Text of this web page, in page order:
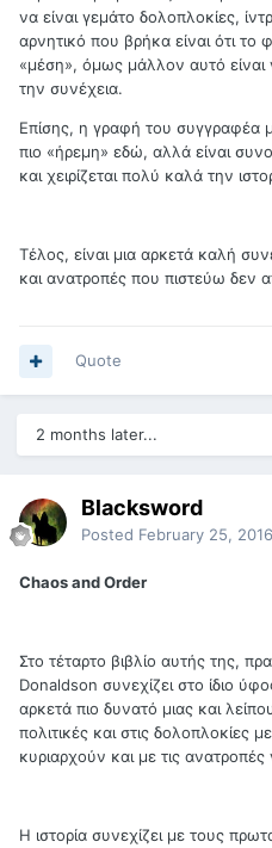
να είναι γεμάτο δολοπλοκίες,
αρνητικό που βρήκα είναι ότι
«μέση», όμως μάλλον αυτό είναι
την συνέχεια.
Επίσης, η γραφή του συγγραφέα
πιο «ήρεμη» εδώ, αλλά είναι
και χειρίζεται πολύ καλά την
Τέλος, είναι μια αρκετά καλή
και ανατροπές που πιστεύω δεν
Quote
2 months later...
Blacksword
Posted February 25, 2016
Chaos and Order
Στο τέταρτο βιβλίο αυτής της,
Donaldson συνεχίζει στο ίδιο
αρκετά πιο δυνατό μιας και
πολιτικές και στις δολοπλοκίες
κυριαρχούν και με τις
Η ιστορία συνεχίζει με τους